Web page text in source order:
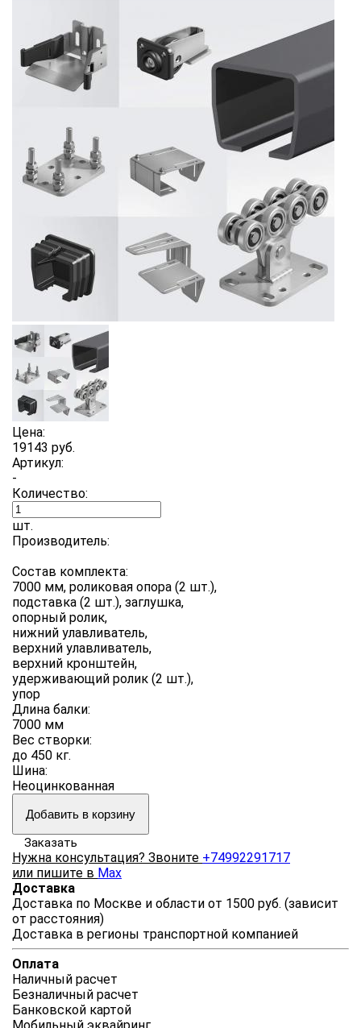
Цена:
19143 руб.
Артикул:
-
Количество:
шт.
Производитель:
Состав комплекта:
7000 мм, роликовая опора (2 шт.),
подставка (2 шт.), заглушка,
опорный ролик,
нижний улавливатель,
верхний улавливатель,
верхний кронштейн,
удерживающий ролик (2 шт.),
упор
Длина балки:
7000 мм
Вес створки:
до 450 кг.
Шина:
Неоцинкованная
Добавить в корзину
Заказать
Нужна консультация? Звоните +74992291717
или пишите в Max
Доставка
Доставка по Москве и области от 1500 руб. (зависит
от расстояния)
Доставка в регионы транспортной компанией
Оплата
Наличный расчет
Безналичный расчет
Банковской картой